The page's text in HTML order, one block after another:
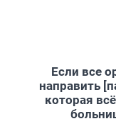
Если все
направить
которая